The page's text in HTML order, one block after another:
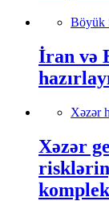
Böyük
İran və
Xəzər
Xəzər